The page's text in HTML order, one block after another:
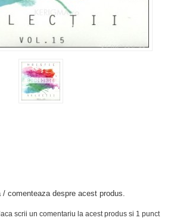
/ comenteaza despre acest produs.
scrii un comentariu la acest produs si 1 punct